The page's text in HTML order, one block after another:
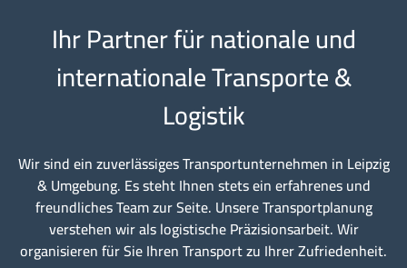
Ihr Partner für nationale und
internationale Transporte &
Logistik
Wir sind ein zuverlässiges Transportunternehmen in Leipzig
& Umgebung. Es steht Ihnen stets ein erfahrenes und
freundliches Team zur Seite. Unsere Transportplanung
verstehen wir als logistische Präzisionsarbeit. Wir
organisieren für Sie Ihren Transport zu Ihrer Zufriedenheit.